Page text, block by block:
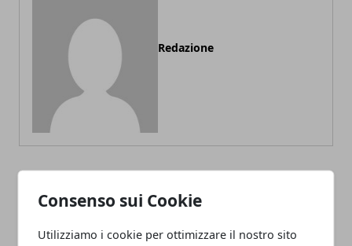
Consenso sui Cookie
Utilizziamo i cookie per ottimizzare il nostro sito
Redazione
ARTICOLI CORRELATI